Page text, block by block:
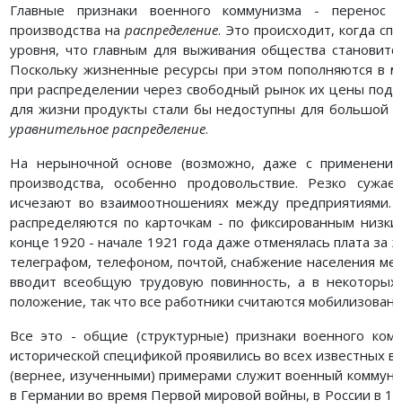
Главные признаки военного коммунизма -
производства нараспределение. Это происходит, когда
уровня, что главным для выживания общества
Поскольку жизненные ресурсы при этом пополняются в
при распределении через свободный рынок их цены
для жизни продукты стали бы недоступны для большой
уравнительное распределение.
На нерыночной основе (возможно, даже с
производства, особенно продовольствие. Резко
исчезают во взаимоотношениях между
распределяются по карточкам - по фиксированным
конце 1920 - начале 1921 года даже отменялась плата
телеграфом, телефоном, почтой, снабжение населения
вводит всеобщую трудовую повинность, а в
положение, так что все работники считаются
Все это - общие (структурные) признаки военного
исторической спецификой проявились во всех
(вернее, изученными) примерами служит военный
в Германии во время Первой мировой войны, в России в